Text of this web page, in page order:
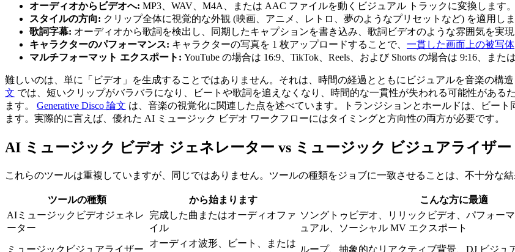
オーディオからビデオへ: MP3、WAV、M4A、または AAC ファイルを動くビジュアル トラックに変換します。
スタイルの方向: クリップ全体に視覚的な外観 (映画、アニメ、レトロ、夢のようなプリセットなど) を適用しま
歌詞字幕: オーディオから歌詞を検出し、同期したキャプションを書き込み、歌詞ビデオのような雰囲気を実現
キャラクターのパフォーマンス: キャラクターの写真を 1 枚アップロードすることで、 一貫した画面上の被写体
マルチフォーマット エクスポート: YouTube の場合は 16:9、TikTok、Reels、および Shorts の場合は 9:16、ま
難しいのは、単に「ビデオ」を生成することではありません。それは、時間の経過とともにビジュアルを音楽の構
文 では、短いクリップがバラバラになり、ビートや歌詞を追えなくなり、時間的な一貫性が失われる可能性があ
ます。 Generative Disco 論文 は、音楽の視覚化に関連した点を述べています。トランジションとホールドは、ビー
ます。実際的に言えば、優れた AI ミュージック ビデオ ワークフローにはタイミングと方向性の両方が必要です。
AI ミュージック ビデオ ジェネレーター vs ミュージック ビジュアライザ
これらのツールは重複していますが、同じではありません。ツールの種類をジョブに一致させることは、不十分な
ツールの種類 から始まります こんな方に最適
AIミュージックビデオジェネレ
ーター
完成した曲またはオーディオファ
イル
ソングトゥビデオ、リリックビデオ、パフォー
ュアル、ソーシャル MV エクスポート
ミュージックビジュアライザー
オーディオ波形、ビート、または
ループ、抽象的なリアクティブ背景、DJ ビジュ